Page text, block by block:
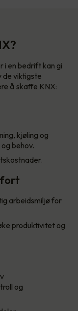
i en bedrift kan gi
de viktigste
å skaffe KNX:
kjøling og
behov.
arbeidsmiljø for
produktivitet og
og